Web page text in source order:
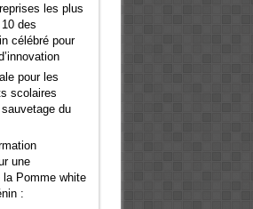
les plus
des
célébré pour
pour les
scolaires
du
une
Pomme white
: